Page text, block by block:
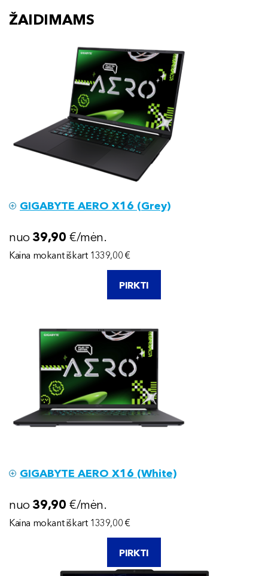
ŽAIDIMAMS
GIGABYTE AERO X16 (Grey)
nuo 39,90 €/mėn.
Kaina mokant iškart 1339,00 €
PIRKTI
GIGABYTE AERO X16 (White)
nuo 39,90 €/mėn.
Kaina mokant iškart 1339,00 €
PIRKTI